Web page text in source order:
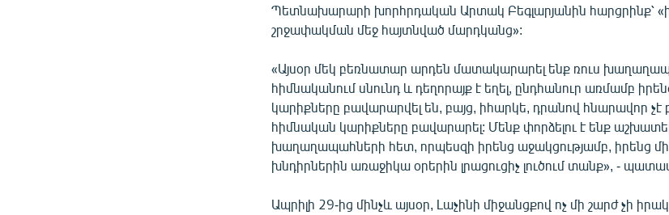
Պետնախարարի խորհրդական Արտակ Բեգլարյանին հարցրինք՝
շրջափակման մեջ հայտնված մարդկանց»:
«Այսօր մեկ բեռնատար արդեն մատակարարել ենք ռուս
հիմնականում սնունդ և դեղորայք է եղել, ընդհանուր առմամբ
կարիքները բավարարվել են, բայց, իհարկե, դրանով հնարավոր չէ
հիմնական կարիքները բավարարել: Մենք փորձելու է ենք
խաղաղապահների հետ, որպեսզի իրենց աջակցությամբ, իրենց
խնդիրներին առաջիկա օրերին լրացուցիչ լուծում տանք», -
Ապրիլի 29-ից մինչև այսօր, Լաչինի միջանցքով ոչ մի շարժ չի